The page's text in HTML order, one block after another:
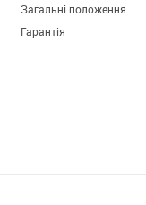
Загальні положення
Гарантія